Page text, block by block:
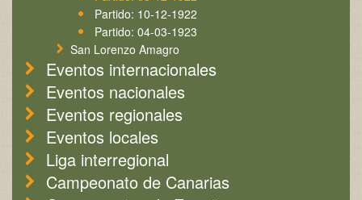
Partido: 10-12-1922
Partido: 04-03-1923
San Lorenzo Amagro
Eventos internacionales
Eventos nacionales
Eventos regionales
Eventos locales
Liga interregional
Campeonato de Canarias